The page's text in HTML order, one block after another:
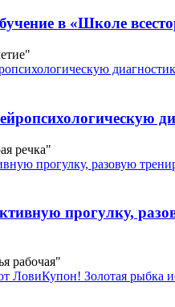
в «Школе
речка"
прогулку,
рабочая"